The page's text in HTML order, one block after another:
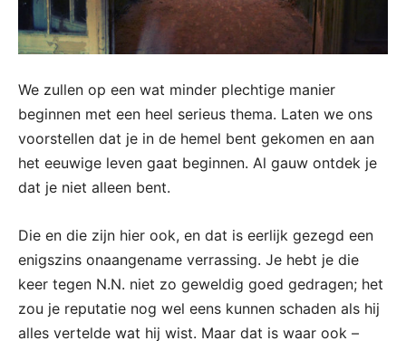
We zullen op een wat minder plechtige manier
beginnen met een heel serieus thema. Laten we ons
voorstellen dat je in de hemel bent gekomen en aan
het eeuwige leven gaat beginnen. Al gauw ontdek je
dat je niet alleen bent.
Die en die zijn hier ook, en dat is eerlijk gezegd een
enigszins onaangename verrassing. Je hebt je die
keer tegen N.N. niet zo geweldig goed gedragen; het
zou je reputatie nog wel eens kunnen schaden als hij
alles vertelde wat hij wist. Maar dat is waar ook –